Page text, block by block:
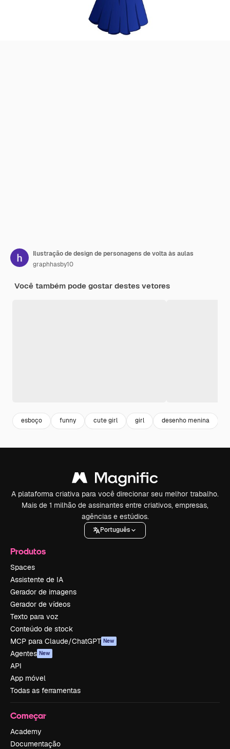
Ilustração de design de personagens de volta às aulas
graphhasby10
Você também pode gostar destes vetores
esboço funny cute girl girl desenho menina
A plataforma criativa para você direcionar seu melhor trabalho.
Mais de 1 milhão de assinantes entre criativos, empresas,
agências e estúdios.
Português
Produtos
Spaces
Assistente de IA
Gerador de imagens
Gerador de vídeos
Texto para voz
Conteúdo de stock
MCP para Claude/ChatGPT New
Agentes New
API
App móvel
Todas as ferramentas
Começar
Academy
Documentação